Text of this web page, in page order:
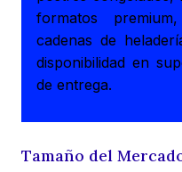
formatos
cadenas de
disponibilidad en
de entrega.
Tamaño del